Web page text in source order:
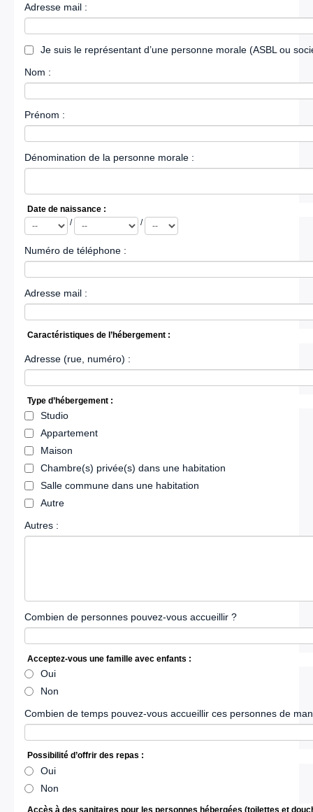
Adresse mail :
Je suis le représentant d’une personne morale (ASBL ou
Nom :
Prénom :
Dénomination de la personne morale :
Date de naissance :
/ /
Numéro de téléphone :
Adresse mail :
Caractéristiques de l’hébergement :
Adresse (rue, numéro) :
Type d’hébergement :
Studio
Appartement
Maison
Chambre(s) privée(s) dans une habitation
Salle commune dans une habitation
Autre
Autres :
Combien de personnes pouvez-vous accueillir ?
Acceptez-vous une famille avec enfants :
Oui
Non
Combien de temps pouvez-vous accueillir ces personnes de
Possibilité d’offrir des repas :
Oui
Non
Accès à des sanitaires pour les personnes hébergées (toilettes et